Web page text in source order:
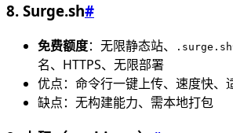
8. Surge.sh#
免费额度：无限静态站、 .surge.sh
名、HTTPS、无限部署
优点：命令行一键上传、速度快、
缺点：无构建能力、需本地打包